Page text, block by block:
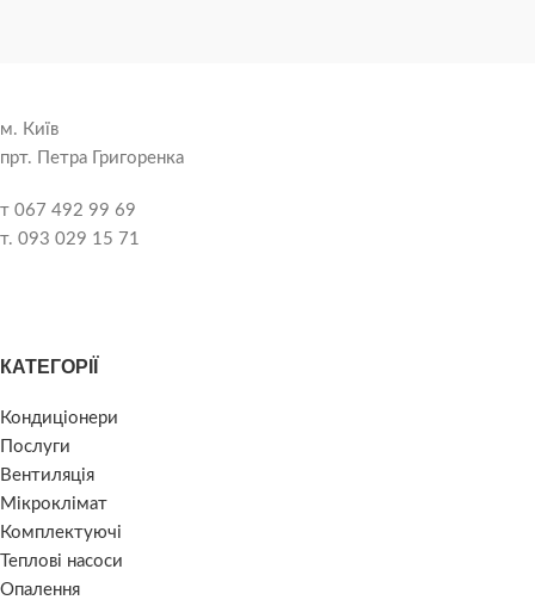
м. Київ
прт. Петра Григоренка
т 067 492 99 69
т. 093 029 15 71
КАТЕГОРІЇ
Кондиціонери
Послуги
Вентиляція
Мікроклімат
Комплектуючі
Теплові насоси
Опалення